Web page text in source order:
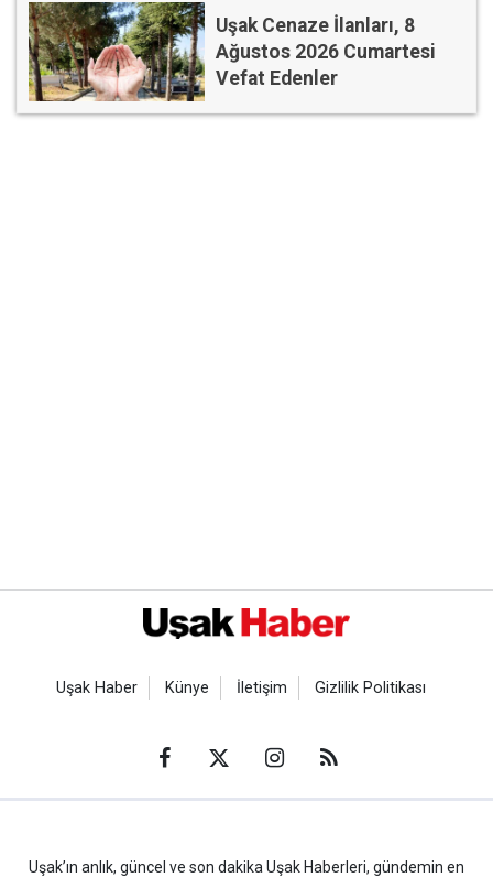
Uşak Cenaze İlanları, 8
Ağustos 2026 Cumartesi
Vefat Edenler
Uşak Haber Künye İletişim Gizlilik Politikası
Uşak’ın anlık, güncel ve son dakika Uşak Haberleri, gündemin en